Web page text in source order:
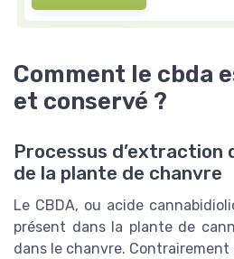
Comment le cbda
et conservé ?
Processus d’extraction
de la plante de chanvre
Le CBDA, ou acide
présent dans la plante de
dans le chanvre.